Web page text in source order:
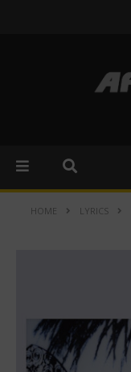
HOME LYRICS